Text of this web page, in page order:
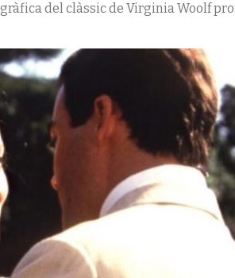
del clàssic de Virginia Woolf